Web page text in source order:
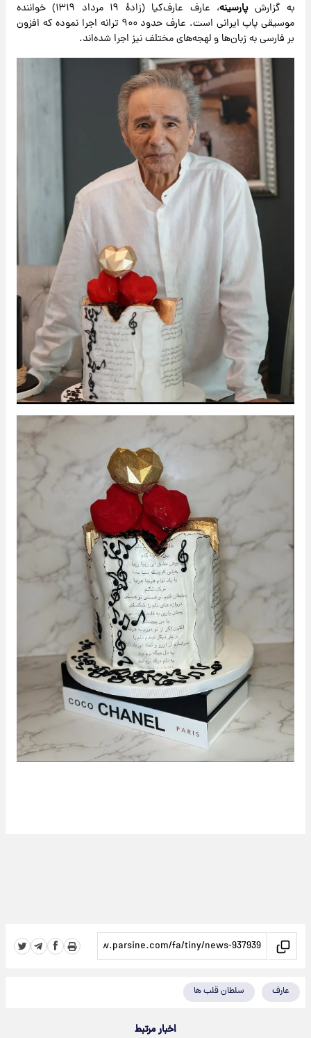
به گزارشپارسینه
، عارف عارف‌کیا (زادهٔ ۱۹ مرداد ۱۳۱۹) خواننده
موسیقی پاپ ایرانی است. عارف حدود ۹۰۰ ترانه اجرا نموده که افزون
بر فارسی به زبان‌ها و لهجه‌های مختلف نیز اجرا شده‌اند.
عارف سلطان قلب ها
اخبار مرتبط